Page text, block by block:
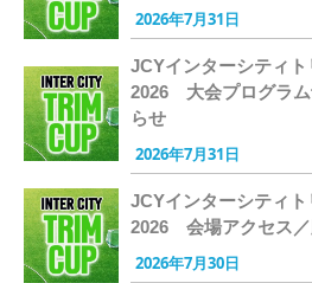
2026年7月31日
JCYインターシティト
2026 大会プログラム
らせ
2026年7月31日
JCYインターシティト
2026 会場アクセス／
2026年7月30日